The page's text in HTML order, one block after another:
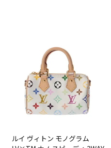
ルイ ヴィトン モノグラム